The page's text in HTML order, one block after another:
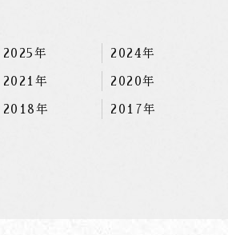
2025年 2024年
2021年 2020年
2018年 2017年